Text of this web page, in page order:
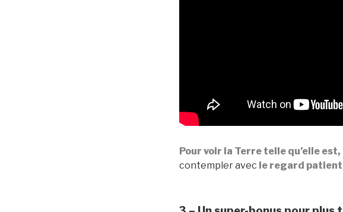
Pour voir la Terre telle qu’elle est,
contempler avec le regard patient